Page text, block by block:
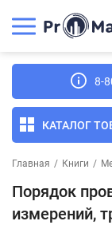
8-
КАТАЛОГ
Главная / Книги /
Порядок
измерений,